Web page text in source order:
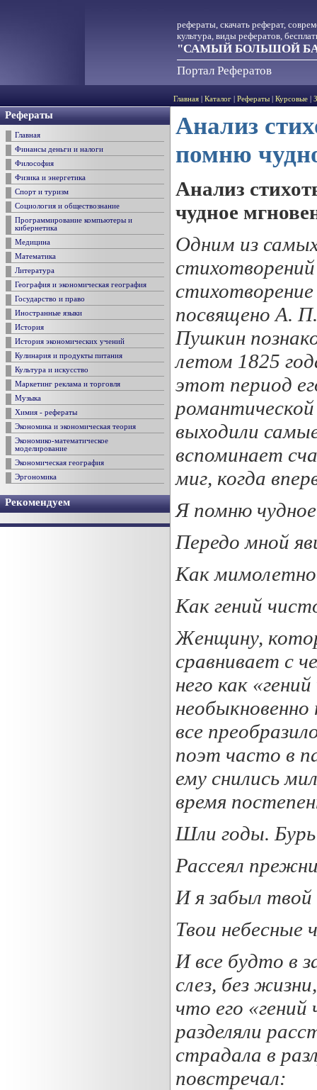
рефераты, скачать реферат,
культура, виды рефератов,
"САМЫЙ БОЛЬШОЙ
Портал Рефератов
Главная Каталог Рефераты Курсовые
Рефераты
Главная
Финансы деньги и налоги
Философия
Физика и энергетика
Спорт и туризм
Социология и обществознание
Программирование компьютеры и
кибернетика
Медицина
Математика
Литература
География и экономическая география
Государство и право
Иностранные языки
История
История экономических учений
Кулинария и продукты питания
Культура и искусство
Маркетинг реклама и торговля
Музыка
Химия - рефераты
Экономика и экономическая теория
Экономико-математическое
моделирование
Экономическая география
Эргономика
Рекомендуем
Анализ
помню
Анализ
чудное
Одним из
посвящено А.
Пушкин
летом 1825
этот период
выходили
вспоминает
миг, когда
Я помню
Передо мной
Как
Как гений
Женщину,
сравнивает с
него как
все
поэт часто в
ему снились
время
Шли годы.
Рассеял
И я забыл
Твои небесные
И все будто в
слез, без
что его
разделяли
страдала в
повстречал: